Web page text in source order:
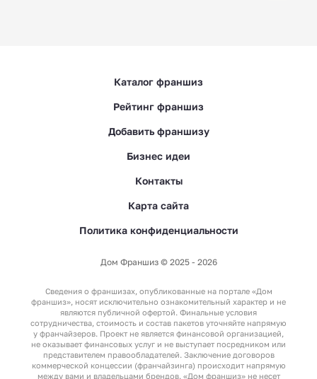
Каталог франшиз
Рейтинг франшиз
Добавить франшизу
Бизнес идеи
Контакты
Карта сайта
Политика конфиденциальности
Дом Франшиз © 2025 - 2026